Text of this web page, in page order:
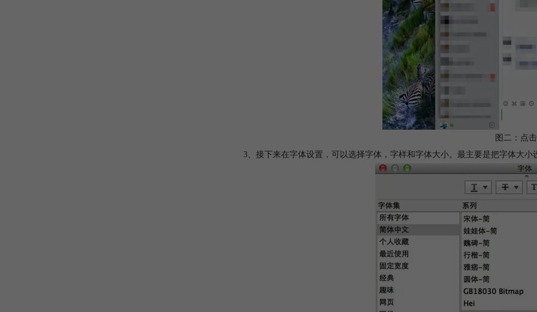
图二：点
3、接下来在字体设置，可以选择字体，字样和字体大小。最主要是把字体大小